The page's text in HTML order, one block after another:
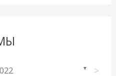
▼ >